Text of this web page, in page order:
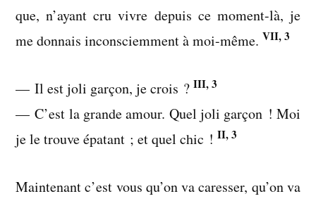
que, n’ayant cru vivre depuis ce moment-là, je
me donnais inconsciemment à moi-même. VII, 3
— Il est joli garçon, je crois ? III, 3
— C’est la grande amour. Quel joli garçon ! Moi
je le trouve épatant ; et quel chic ! II, 3
Maintenant c’est vous qu’on va caresser, qu’on va